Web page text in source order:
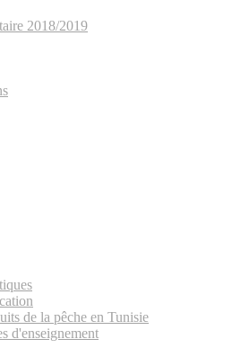
2018/2019
de la pêche en Tunisie
d'enseignement